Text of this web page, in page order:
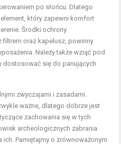
po słońcu. Dlatego
który zapewni komfort
Środki ochrony
filtrem oraz kapelusz, powinny
Należy także wziąć pod
dostosować się do panujących
zwyczajami i zasadami.
ważne, dlatego dobrze jest
zachowania się w tych
archeologicznych zabrania
ich. Pamiętajmy o zrównoważonym